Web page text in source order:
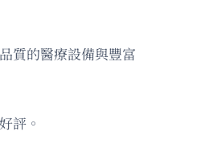
質的醫療設備與豐富
評。